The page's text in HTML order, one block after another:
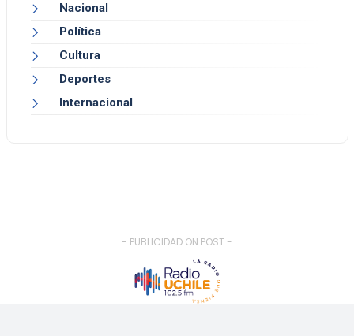
Nacional
Política
Cultura
Deportes
Internacional
- PUBLICIDAD ON POST -